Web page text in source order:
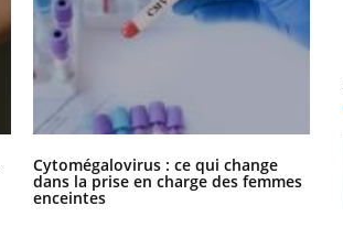
Cytomégalovirus : ce qui change
dans la prise en charge des femmes
enceintes